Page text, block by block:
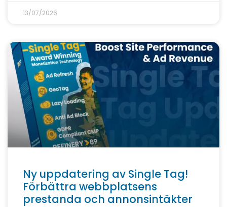
13/07/2026
Ny uppdatering av Single Tag!
Förbättra webbplatsens
prestanda och annonsintäkter